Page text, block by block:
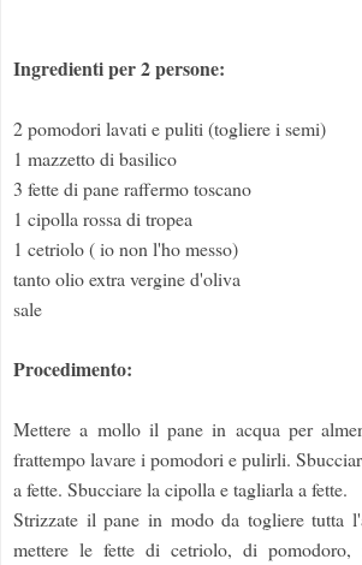
Ingredienti per 2 persone:
2 pomodori lavati e puliti (togliere i semi)
1 mazzetto di basilico
3 fette di pane raffermo toscano
1 cipolla rossa di tropea
1 cetriolo ( io non l'ho messo)
tanto olio extra vergine d'oliva
sale
Procedimento:
Mettere a mollo il pane in acqua per
frattempo lavare i pomodori e pulirli.
a fette. Sbucciare la cipolla e tagliarla a fette.
Strizzate il pane in modo da togliere tutta
mettere le fette di cetriolo, di